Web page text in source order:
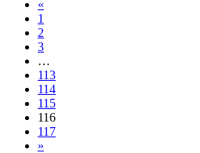
«
1
2
3
…
113
114
115
116
117
»